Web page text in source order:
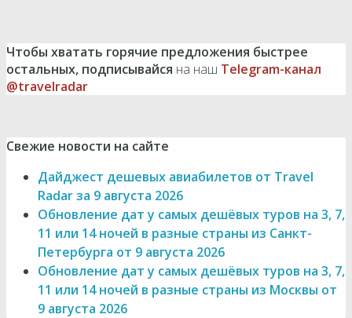
Чтобы хватать горячие предложения быстрее
остальных, подписывайся на наш Telegram-канал
@travelradar
Свежие новости на сайте
Дайджест дешевых авиабилетов от Travel
Radar за 9 августа 2026
Обновление дат у самых дешёвых туров на 3, 7,
11 или 14 ночей в разные страны из Санкт-
Петербурга от 9 августа 2026
Обновление дат у самых дешёвых туров на 3, 7,
11 или 14 ночей в разные страны из Москвы от
9 августа 2026